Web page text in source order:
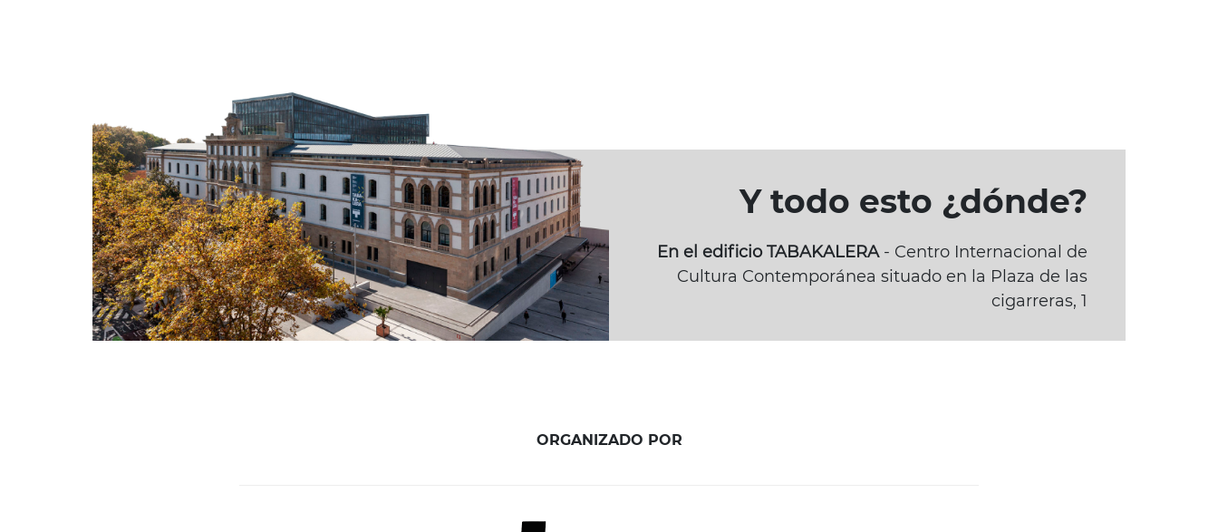
Y todo esto ¿dónde?
En el edificio TABAKALERA- Centro Internacional de
Cultura Contemporánea situado en la Plaza de las
cigarreras, 1
ORGANIZADO POR